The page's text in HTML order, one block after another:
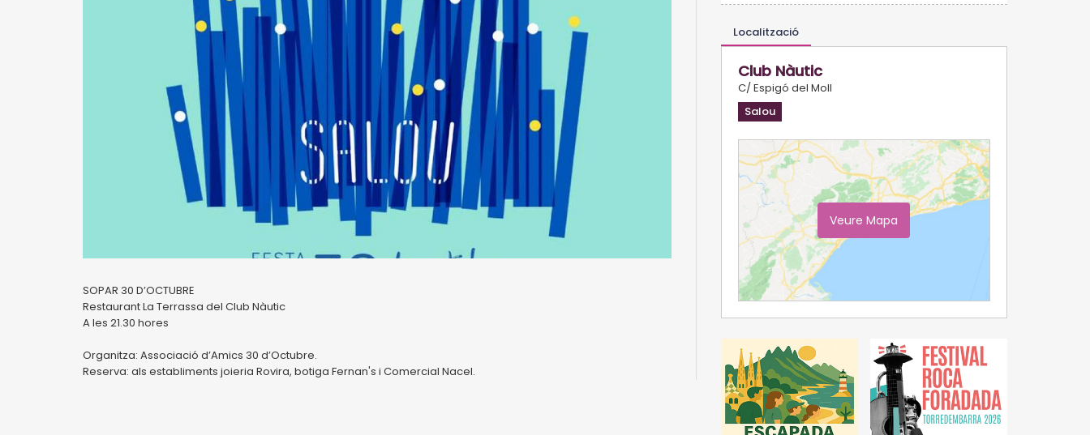
SOPAR 30 D’OCTUBRE
Restaurant La Terrassa del Club Nàutic
A les 21.30 hores
Organitza: Associació d’Amics 30 d’Octubre.
Reserva: als establiments joieria Rovira, botiga Fernan's i Comercial Nacel.
Localització
Club Nàutic
C/ Espigó del Moll
Salou
Veure Mapa